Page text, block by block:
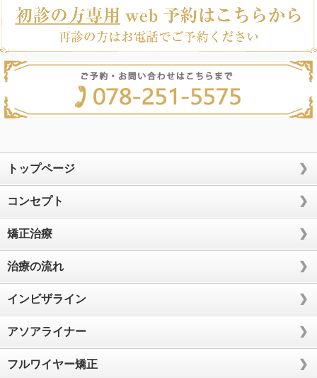
トップページ
コンセプト
矯正治療
治療の流れ
インビザライン
アソアライナー
フルワイヤー矯正